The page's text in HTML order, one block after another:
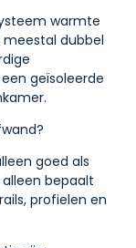
warmte
dubbel
geïsoleerde
goed als
bepaalt
profielen en